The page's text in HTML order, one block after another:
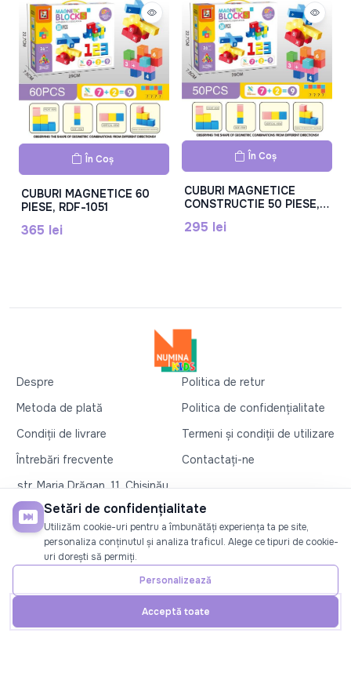
Telefon Cont
În Coș
CUBURI MAGNETICE 60
PIESE, RDF-1051
365 lei
În Coș
CUBURI MAGNETICE
CONSTRUCTIE 50 PIESE,
295 lei
Despre
Politica de retur
Metoda de plată
Politica de confidențialitate
Condiții de livrare
Termeni și condiții de utilizare
Întrebări frecvente
Contactați-ne
str. Maria Drăgan, 11, Chișinău
+37360327279
©2026Numina Kids. Toate drepturile rezervate
SOCIAL
Setări de confidențialitate
Utilizăm cookie-uri pentru a îmbunătăți experiența ta pe site,
personaliza conținutul și analiza traficul. Alege ce tipuri de cookie-
uri dorești să permiți.
Personalizează
Acceptă toate